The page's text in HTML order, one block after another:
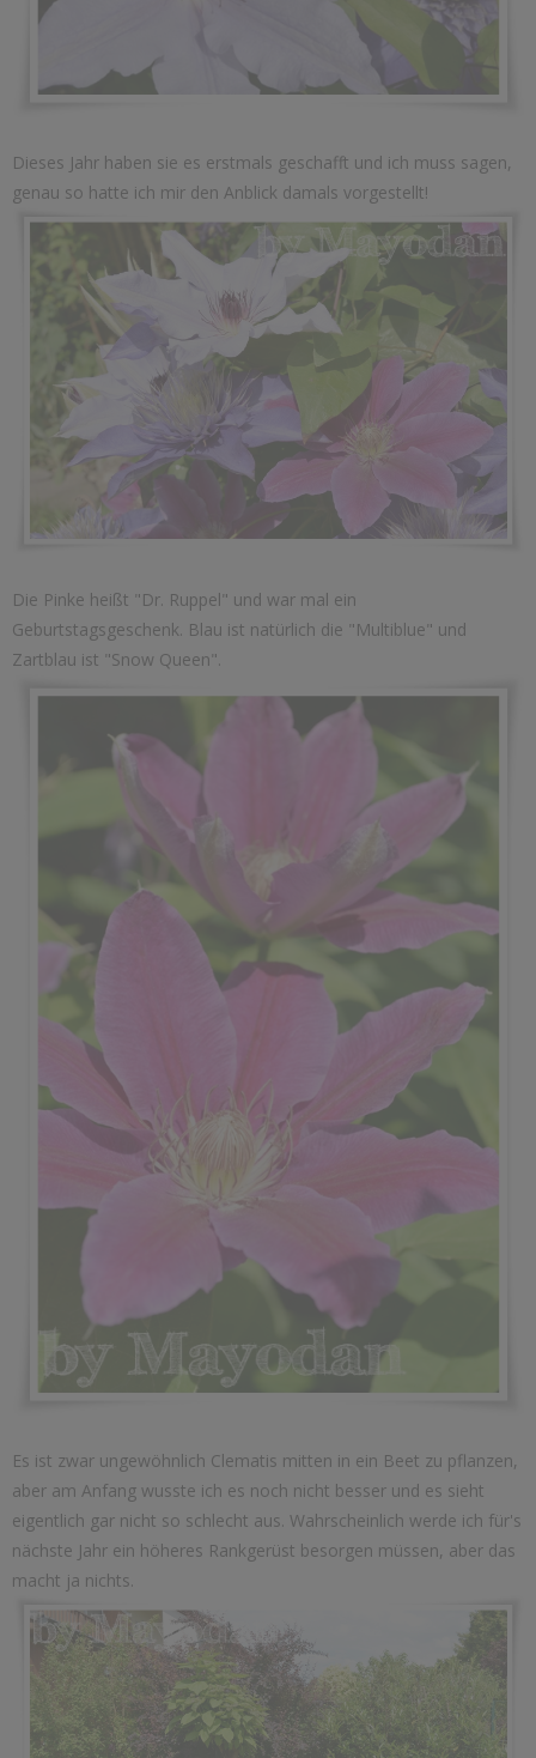
Dieses Jahr haben sie es erstmals geschafft und ich muss sagen,
genau so hatte ich mir den Anblick damals vorgestellt!
Die Pinke heißt "Dr. Ruppel" und war mal ein
Geburtstagsgeschenk. Blau ist natürlich die "Multiblue" und
Zartblau ist "Snow Queen".
Es ist zwar ungewöhnlich Clematis mitten in ein Beet zu pflanzen,
aber am Anfang wusste ich es noch nicht besser und es sieht
eigentlich gar nicht so schlecht aus. Wahrscheinlich werde ich für's
nächste Jahr ein höheres Rankgerüst besorgen müssen, aber das
macht ja nichts.